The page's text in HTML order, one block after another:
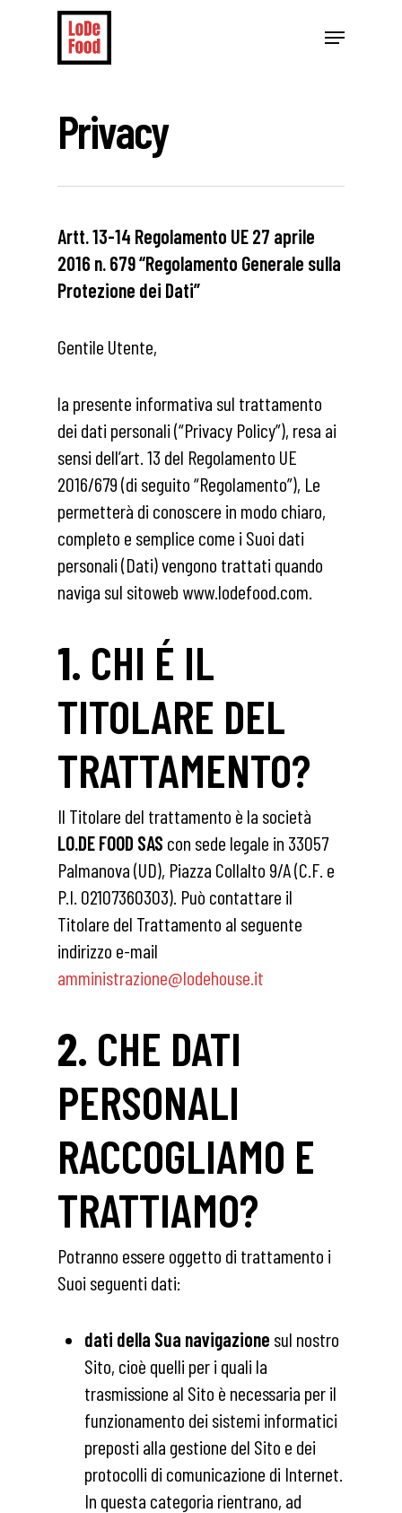
Menu
Privacy
Artt. 13-14 Regolamento UE 27 aprile
2016 n. 679 “Regolamento Generale sulla
Protezione dei Dati”
Gentile Utente,
la presente informativa sul trattamento
dei dati personali (“Privacy Policy”), resa ai
sensi dell’art. 13 del Regolamento UE
2016/679 (di seguito “Regolamento”), Le
permetterà di conoscere in modo chiaro,
completo e semplice come i Suoi dati
personali (Dati) vengono trattati quando
naviga sul sitoweb www.lodefood.com.
1. CHI É IL
TITOLARE DEL
TRATTAMENTO?
Il Titolare del trattamento è la società
LO.DE FOOD SAS con sede legale in 33057
Palmanova (UD), Piazza Collalto 9/A (C.F. e
P.I. 02107360303). Può contattare il
Titolare del Trattamento al seguente
indirizzo e-mail
amministrazione@lodehouse.it
2. CHE DATI
PERSONALI
RACCOGLIAMO E
TRATTIAMO?
Potranno essere oggetto di trattamento i
Suoi seguenti dati:
dati della Sua navigazione sul nostro
Sito, cioè quelli per i quali la
trasmissione al Sito è necessaria per il
funzionamento dei sistemi informatici
preposti alla gestione del Sito e dei
protocolli di comunicazione di Internet.
In questa categoria rientrano, ad